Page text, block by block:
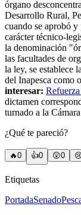
órgano
Desarrollo Rural,
cuando se aprobó
carácter técnico-
la denominación
las facultades de
la ley, se establece
del Inapesca como
interesar:
dictamen
turnado a la
¿Qué te pareció?
🔥0 👍0 😲0
Etiquetas
PortadaSenado